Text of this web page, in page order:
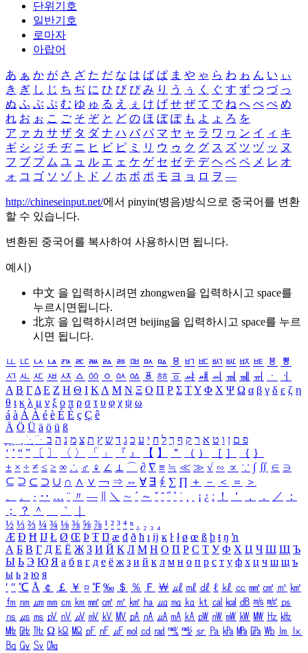
단위기호
일반기호
로마자
아랍어
あ ぁ か が さ ざ た だ な は ば ぱ ま や ゃ ら わ ゎ ん い ぃ
き ぎ し じ ち ぢ に ひ び ぴ み り う ぅ く ぐ す ず つ づ っ
ぬ ふ ぶ ぷ む ゆ ゅ る え ぇ け げ せ ぜ て で ね へ べ ぺ め
れ お ぉ こ ご そ ぞ と ど の ほ ぼ ぽ も よ ょ ろ を
ア ァ カ サ ザ タ ダ ナ ハ バ パ マ ヤ ャ ラ ワ ヮ ン イ ィ キ
ギ シ ジ チ ヂ ニ ヒ ビ ピ ミ リ ウ ゥ ク グ ス ズ ツ ヅ ッ ヌ
フ ブ プ ム ユ ュ ル エ ェ ケ ゲ セ ゼ テ デ ヘ ベ ペ メ レ オ
ォ コ ゴ ソ ゾ ト ド ノ ホ ボ ポ モ ヨ ョ ロ ヲ ―
http://chineseinput.net/에서 pinyin(병음)방식으로 중국어를 변환
할 수 있습니다.
변환된 중국어를 복사하여 사용하시면 됩니다.
예시)
中文 을 입력하시려면 zhongwen을 입력하시고 space를
누르시면됩니다.
北京 을 입력하시려면 beijing을 입력하시고 space를 누르
시면 됩니다.
ㅥ ㅦ ㅧ ㅨ ㅩ ㅪ ㅫ ㅬ ㅭ ㅮ ㅯ ㅰ ㅱ ㅲ ㅳ ㅴ ㅵ ㅶ ㅷ ㅸ
ㅹ
ㅺ ㅻ ㅼ ㅽ ㅾ ㅿ ㆀ ㆁ ㆂ ㆃ ㆄ ㆅ ㆆ ㆇ ㆈ ㆉ ㆊ ㆋ ㆌ ㆍ
ㆎ
Α Β ΓΔ Ε Ζ Η Θ Ι ΚΛ Μ Ν Ξ Ο Π Ρ Σ ΤΥ Φ Χ Ψ Ω α β γ δ ε ζ η
θ ι κ λ μ ν ξ ο π ρ σ τ υ φ χ ψ ω
á à Á À é è É È ç Ç ê
Ä Ö Ü ä ö ü ß
ִֶֹ ֻּ ׁׂ פ ם ן ו ט א ר ק ף ך ל ח י ע כ ג ד ש ץ ת צ מ נ ה ב
‘ ’ “ ” 〔 〕 〈 〉 「 」 『 』 【 】 ＂ （ ） ［ ］ ｛ ｝
± × ÷ ≠ ≤ ≥ ∞ ∴ ♂ ♀ ∠ ⊥ ⌒ ∂ ∇ ≡ ≒ ≪ ≫ √ ∽ ∝ ∵ ∫ ∬ ∈ ∋
⊆ ⊇ ⊂ ⊃ ∪ ∩ ∧ ∨ ￢ ⇒ ⇔ ∀ ∃ ∮ ∑ ∏ ＋ － ＜ ＝
＞
、
。 · ‥ … ¨ 〃 ― ＼ ∼ ´ ～ ˇ ˘ ˝ ˚ ˙ ¸ ¡ ¿ ː ！ ＇ ， ． ／
：
；
？ ＾ ｀
½ ⅓ ⅔ ¼ ¾ ⅛ ⅜ ⅝ ⅞ ¹ ² ³ ⁴ ⁿ ₁ ₂ ₃ ₄
Æ Ð Ħ Ĳ Ł Ø Œ Þ Ŧ Ŋ æ đ ð ħ ı ĳ ĸ ŀ ł ø œ ß þ ŧ ŋ ŉ
А Б В Г Д Е Ё Ж З И Й К Л М Н О П Р С Т У Ф Х Ц Ч Ш Щ Ъ
Ы Ь Э Ю Я а б в г д е ё ж з и й к л м н о п р с т у ф х ц ч ш щ ъ
ы ь э ю я
′ ″ ℃ Å ￠ ￡ ￥ ¤ ℉ ‰ ＄ ％ Ｆ ￦ ㎕ ㎖ ㎗ ℓ ㎘ ㏄ ㎣ ㎤ ㎥ ㎦
㎙ ㎚ ㎛ ㎜ ㎝ ㎞ ㎟ ㎠ ㎡ ㎢ ㏊ ㎍ ㎎ ㎏ ㏏ ㎈ ㎉ ㏈ ㎧ ㎨ ㎰
㎱ ㎲ ㎳ ㎴ ㎵ ㎶ ㎷ ㎸ ㎹ ㎀ ㎁ ㎂ ㎃ ㎄ ㎺ ㎻ ㎽ ㎾ ㎿ ㎐ ㎑
㎒ ㎓ ㎔ Ω ㏀ ㏁ ㎊ ㎋ ㎌ ㏖ ㏅ ㎭ ㎮ ㎯ ㏛ ㎩ ㎪ ㎫ ㎬ ㏝ ㏐
㏓
㏃ ㏉ ㏜ ㏆